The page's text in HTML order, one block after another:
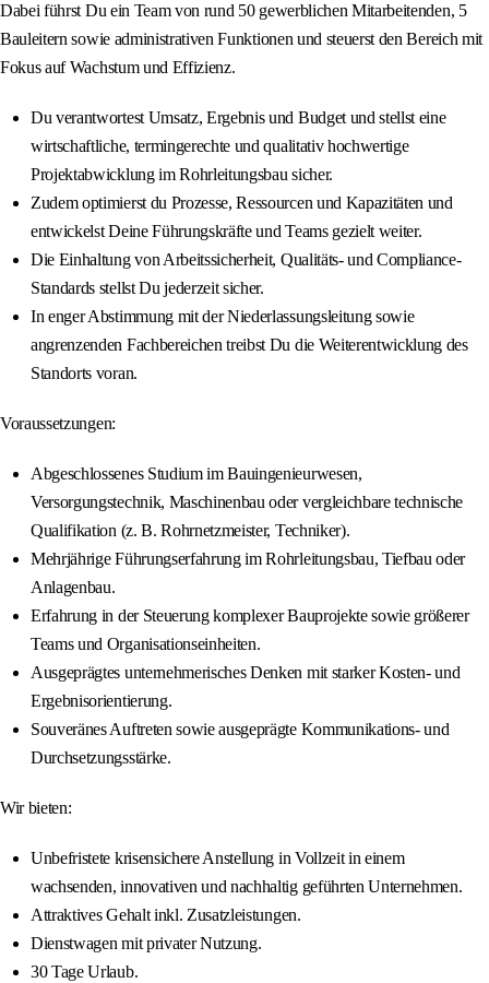
Dabei führst Du ein Team von rund 50 gewerblichen Mitarbeitenden, 5
Bauleitern sowie administrativen Funktionen und steuerst den Bereich mit
Fokus auf Wachstum und Effizienz.
Du verantwortest Umsatz, Ergebnis und Budget und stellst eine
wirtschaftliche, termingerechte und qualitativ hochwertige
Projektabwicklung im Rohrleitungsbau sicher.
Zudem optimierst du Prozesse, Ressourcen und Kapazitäten und
entwickelst Deine Führungskräfte und Teams gezielt weiter.
Die Einhaltung von Arbeitssicherheit, Qualitäts- und Compliance-
Standards stellst Du jederzeit sicher.
In enger Abstimmung mit der Niederlassungsleitung sowie
angrenzenden Fachbereichen treibst Du die Weiterentwicklung des
Standorts voran.
Voraussetzungen:
Abgeschlossenes Studium im Bauingenieurwesen,
Versorgungstechnik, Maschinenbau oder vergleichbare technische
Qualifikation (z. B. Rohrnetzmeister, Techniker).
Mehrjährige Führungserfahrung im Rohrleitungsbau, Tiefbau oder
Anlagenbau.
Erfahrung in der Steuerung komplexer Bauprojekte sowie größerer
Teams und Organisationseinheiten.
Ausgeprägtes unternehmerisches Denken mit starker Kosten- und
Ergebnisorientierung.
Souveränes Auftreten sowie ausgeprägte Kommunikations- und
Durchsetzungsstärke.
Wir bieten:
Unbefristete krisensichere Anstellung in Vollzeit in einem
wachsenden, innovativen und nachhaltig geführten Unternehmen.
Attraktives Gehalt inkl. Zusatzleistungen.
Dienstwagen mit privater Nutzung.
30 Tage Urlaub.